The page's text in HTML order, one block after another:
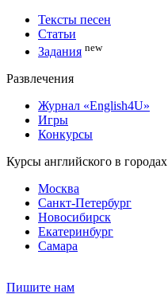
Тексты песен
Статьи
Задания new
Развлечения
Журнал «English4U»
Игры
Конкурсы
Курсы английского в городах
Москва
Санкт-Петербург
Новосибирск
Екатеринбург
Самара
Пишите нам